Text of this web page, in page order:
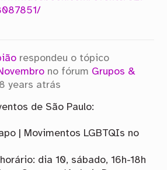
respondeu o tópico
no fórum Grupos &
8 years atrás
de São Paulo:
| Movimentos LGBTQIs no
dia 10, sábado, 16h-18h